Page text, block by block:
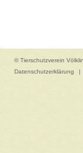
© Tierschutzverein
Datenschutzerklärung
|